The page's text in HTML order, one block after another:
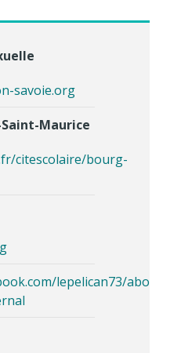
savoie.org
Maurice
citescolaire/bourg-
lepelican73/abo